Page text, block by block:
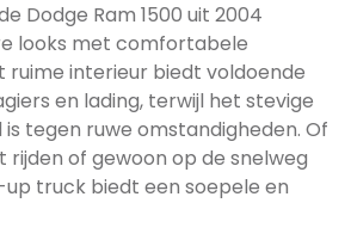
Dodge Ram 1500 uit 2004
looks met comfortabele
ruime interieur biedt voldoende
en lading, terwijl het stevige
tegen ruwe omstandigheden. Of
of gewoon op de snelweg
truck biedt een soepele en